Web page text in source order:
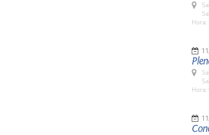
Hora:
Hora: